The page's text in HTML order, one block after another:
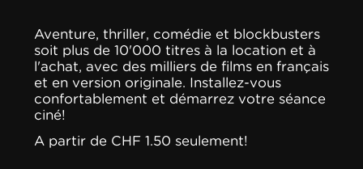
Aventure, thriller, comédie et blockbusters
soit plus de 10'000 titres à la location et à
l'achat, avec des milliers de films en français
et en version originale. Installez-vous
confortablement et démarrez votre séance
ciné!
A partir de CHF 1.50 seulement!